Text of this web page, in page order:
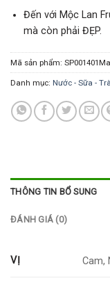
Đến với Mộc Lan
mà còn phải ĐẸP.
Mã sản phẩm:
Danh mục: Nước - Sữa - Trà
THÔNG TIN BỔ SUNG
ĐÁNH GIÁ (0)
VỊ Cam,